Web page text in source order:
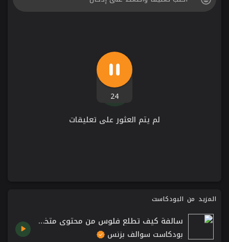
24
لم يتم العثور على تعليقات
المزيد من البودكاست
سالفة كيف تطلع فلوس من محتوى متخصص - ثمانية.
بودكاست سوالف بزنس